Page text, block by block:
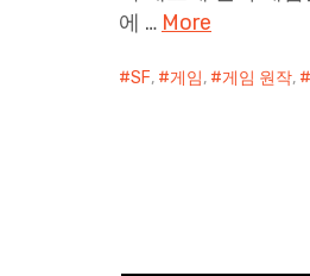
에 … More
SF, 게임, 게임 원작,